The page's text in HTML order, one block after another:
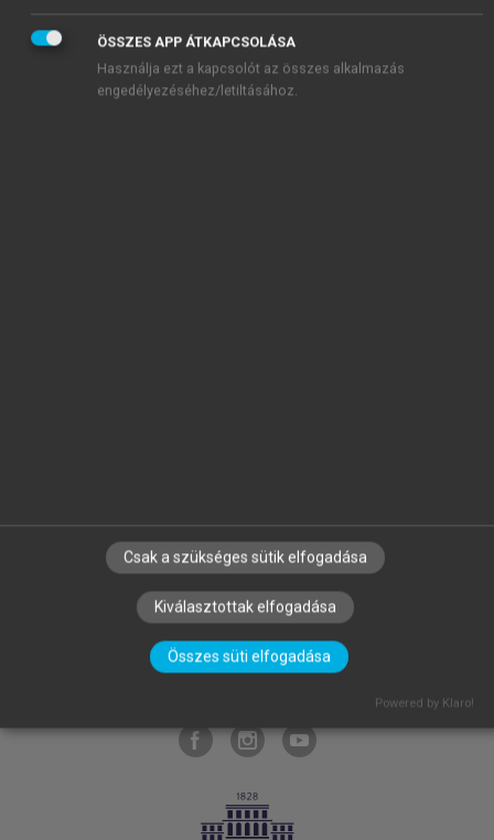
Akadémiai Kiadó
Online megjelenés éve:2022
SZERKESZTÉSI ÉS LEKTORÁLÁSI ALAPELVEK
MI – ÁLTALÁNOS IRÁNYELVEK IMPRESSZUM
BLOG RÓLUNK SÜTI BEÁLLÍTÁSOK
ÖSSZES APP ÁTKAPCSOLÁSA
Használja ezt a kapcsolót az összes alkalmazás
engedélyezéséhez/letiltásához.
Csak a szükséges sütik elfogadása
Kiválasztottak elfogadása
Összes süti elfogadása
Powered by Klaro!